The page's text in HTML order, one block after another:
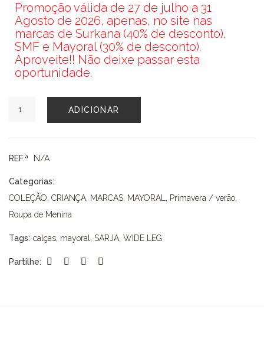
Promoção válida de 27 de julho a 31
Agosto de 2026, apenas, no site nas
marcas de Surkana (40% de desconto),
SMF e Mayoral (30% de desconto).
Aproveite!! Não deixe passar esta
oportunidade.
de
MAYORAL
ADICIONAR
REF.ª N/A
Categorias:
COLEÇÃO, CRIANÇA, MARCAS, MAYORAL, Primavera / verão,
Roupa de Menina
Tags: calças, mayoral , SARJA, WIDE LEG
Partilhe: